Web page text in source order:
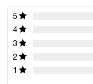
5
4
3
2
1